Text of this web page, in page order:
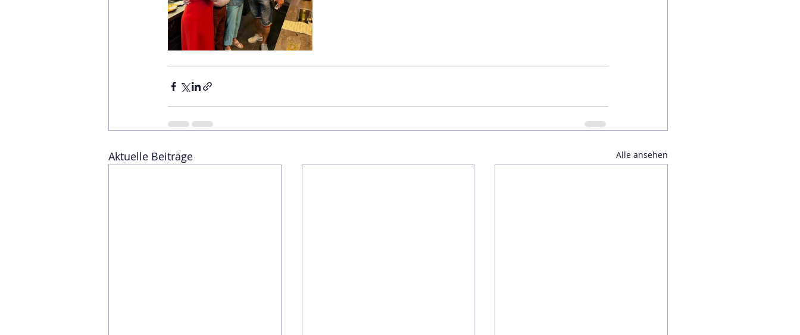
Aktuelle Beiträge Alle ansehen